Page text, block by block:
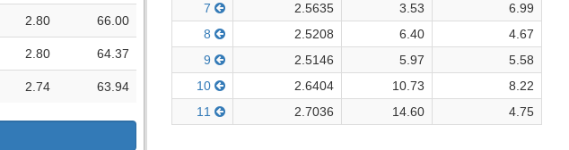
2.80 66.00
2.80 64.37
2.74 63.94
7
2.5635 3.53
6.99
8
2.5208 6.40
4.67
9
2.5146 5.97
5.58
10
2.6404 10.73
8.22
11
2.7036 14.60 4.75